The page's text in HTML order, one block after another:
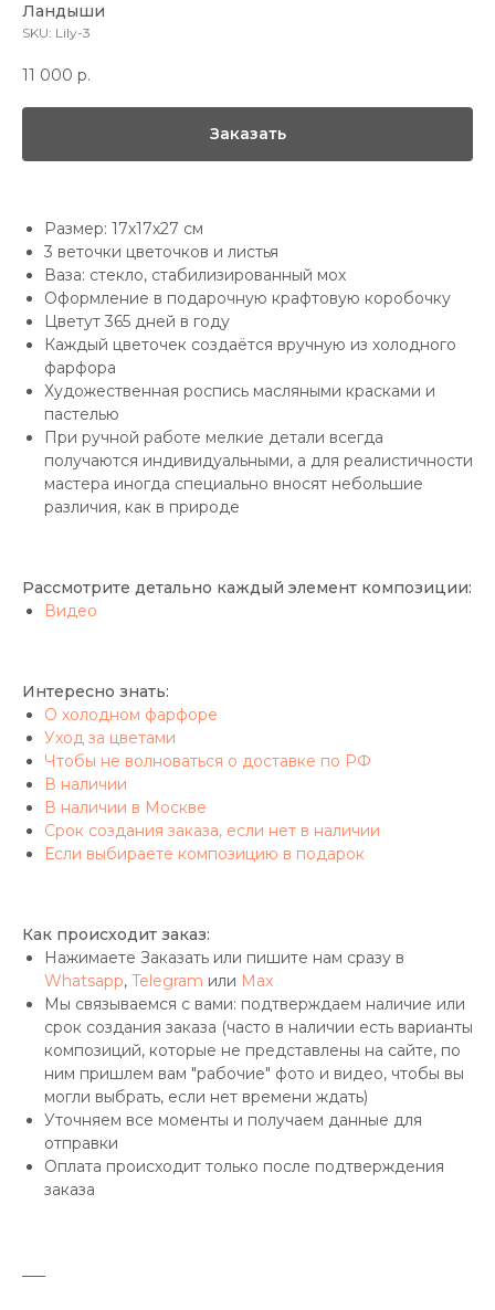
Ландыши
SKU: Lily-3
11 000 р.
Заказать
Размер: 17х17х27 см
3 веточки цветочков и листья
Ваза: стекло, стабилизированный мох
Оформление в подарочную крафтовую коробочку
Цветут 365 дней в году
Каждый цветочек создаётся вручную из холодного
фарфора
Художественная роспись масляными красками и
пастелью
При ручной работе мелкие детали всегда
получаются индивидуальными, а для реалистичности
мастера иногда специально вносят небольшие
различия, как в природе
Рассмотрите детально каждый элемент композиции:
Видео
Интересно знать:
О холодном фарфоре
Уход за цветами
Чтобы не волноваться о доставке по РФ
В наличии
В наличии в Москве
Срок создания заказа, если нет в наличии
Если выбираете композицию в подарок
Как происходит заказ:
Нажимаете Заказать или пишите нам сразу в
Whatsapp, Telegram или Max
Мы связываемся с вами: подтверждаем наличие или
срок создания заказа (часто в наличии есть варианты
композиций, которые не представлены на сайте, по
ним пришлем вам "рабочие" фото и видео, чтобы вы
могли выбрать, если нет времени ждать)
Уточняем все моменты и получаем данные для
отправки
Оплата происходит только после подтверждения
заказа